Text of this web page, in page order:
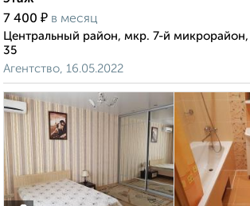
7 400 ₽ в месяц
Центральный район, мкр. 7-й
35
Агентство, 16.05.2022